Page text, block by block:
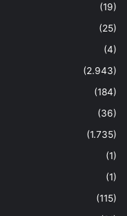
(19)
(25)
(4)
(2.943)
(184)
(36)
(1.735)
(1)
(1)
(115)